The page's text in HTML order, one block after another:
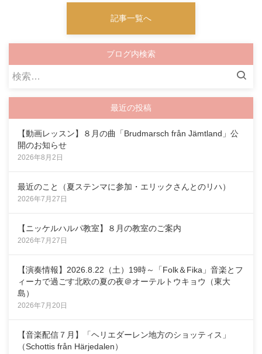
記事一覧へ
ブログ内検索
検
最近の投稿
【動画レッスン】８月の曲「Brudmarsch från Jämtland」公
開のお知らせ
2026年8月2日
最近のこと（夏ステンマに参加・エリックさんとのリハ）
2026年7月27日
【ニッケルハルパ教室】８月の教室のご案内
2026年7月27日
【演奏情報】2026.8.22（土）19時～「Folk＆Fika」音楽とフ
ィーカで過ごす北欧の夏の夜＠オーテルトウキョウ（東大
島）
2026年7月20日
【音楽配信７月】「ヘリエダーレン地方のショッティス」
（Schottis från Härjedalen）